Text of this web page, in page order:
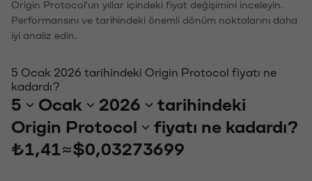
Origin Protocol'un yıllar içindeki fiyat değişimini inceleyin.
Performansını ve tarihindeki önemli dönüm noktalarını daha
iyi analiz edin.
5 Ocak 2026 tarihindeki Origin Protocol fiyatı ne
kadardı?
5 Ocak 2026
tarihindeki
Origin Protocol
fiyatı ne kadardı?
₺1,41 ≈$0,03273699